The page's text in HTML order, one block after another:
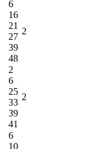
6
16
21
27
39
48
2
2
6
25
33
39
41
2
6
10